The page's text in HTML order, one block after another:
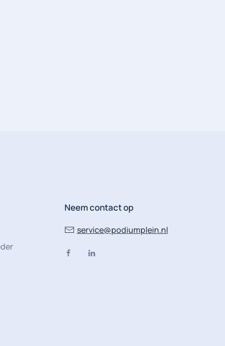
Neem contact op
service@podiumplein.nl